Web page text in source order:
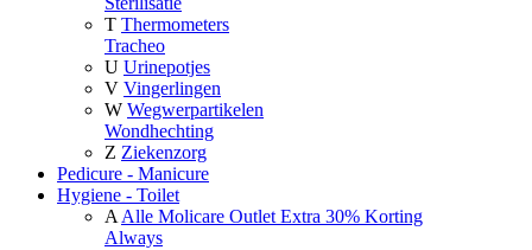
T Thermometers
Tracheo
U Urinepotjes
V Vingerlingen
W Wegwerpartikelen
Wondhechting
Z Ziekenzorg
Pedicure - Manicure
Hygiene - Toilet
A Alle Molicare Outlet Extra 30% Korting
Always